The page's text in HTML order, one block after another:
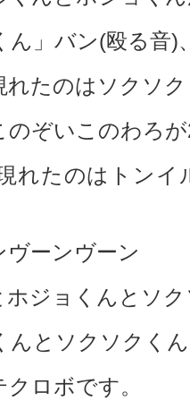
ん」バン(殴る音
たのはソクソク
のぞいこのわろ
れたのはトン
ヴーンヴーン
ホジョくんとソ
んとソクソクく
ロボです。